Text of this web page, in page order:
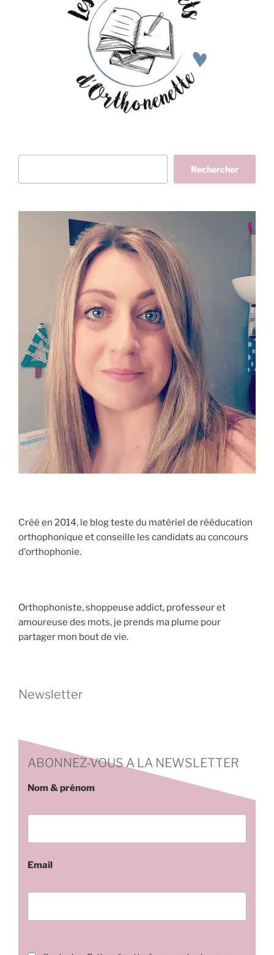
Rechercher
Créé en 2014, le blog teste du matériel de rééducation
orthophonique et conseille les candidats au concours
d'orthophonie.
Orthophoniste, shoppeuse addict, professeur et
amoureuse des mots, je prends ma plume pour
partager mon bout de vie.
Newsletter
ABONNEZ-VOUS A LA NEWSLETTER
Nom & prénom
Email